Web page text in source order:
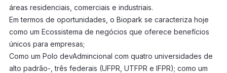
áreas residenciais, comerciais e industriais.
Em termos de oportunidades, o Biopark se caracteriza hoje
como um Ecossistema de negócios que oferece benefícios
únicos para empresas;
Como um Polo devAdmincional com quatro universidades de
alto padrão-, três federais (UFPR, UTFPR e IFPR); como um